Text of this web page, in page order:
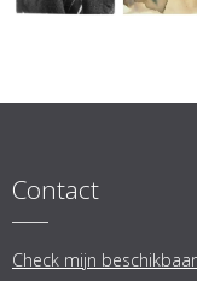
Contact
Check mijn